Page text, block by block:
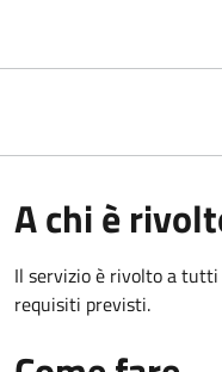
A chi è
Il servizio è rivolto a
requisiti previsti.